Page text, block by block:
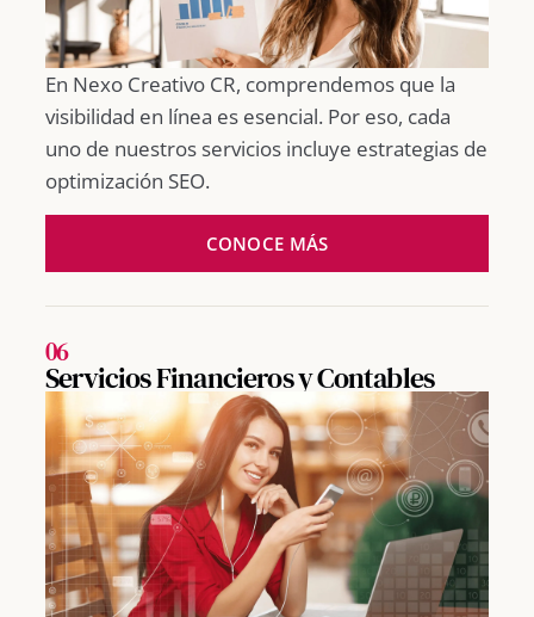
En Nexo Creativo CR, comprendemos que la
visibilidad en línea es esencial. Por eso, cada
uno de nuestros servicios incluye estrategias de
optimización SEO.
CONOCE MÁS
06
Servicios Financieros y Contables